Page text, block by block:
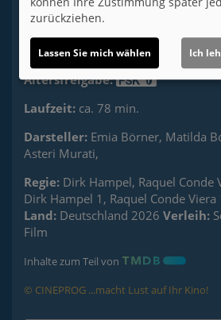
Altersfreigabe:
Laufzeit: ca. 78 min.
Darsteller: Emia Börner, Matilda
Asteri Murati,
Regie: Dirk Hampel, Raquel Conde
Dirk Hampel 1, Raquel Conde Viera
Land: Deutschland 2026 Verleih:
Film
Inhalte zum Teil von
© CINEPROG ...macht Lust auf Ihr Kino!
zurückziehen.
Lassen Sie mich wählen Ich